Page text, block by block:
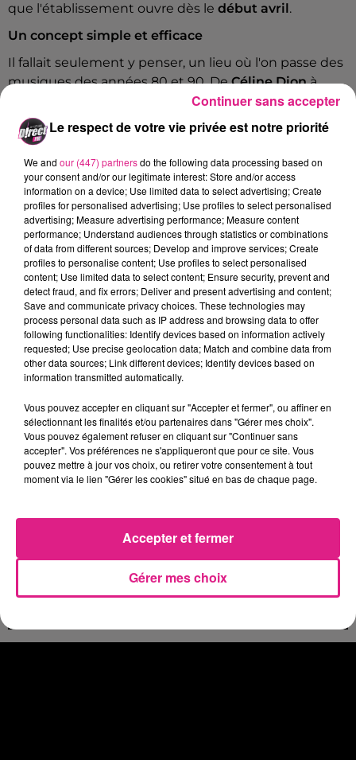
que l'établissement ouvre dès le début avril .
Un concept simple et efficace
Il fallait seulement y penser, un lieu où l'on passe des
musiques des années 80 et 90.DeCéline Dionà
Johnny HallidayauxSpice Girls. A
cela vous ajoutez une déco avec beaucoup de
couleur flashante, une ambiance qui vous fera
voyager dans le temps, et la magie du lieu opère
déjà. ÀNancyle bar fait le plein tous les soirs, il faut
réserver.
En prime, desbrunchsseront servis tous les
dimanches matins.
FIL ACTUS
7 août 2026
Lorraine : une journée pas comme les autres au Parc animalier de...
6 août 2026
Metz : une distribution de lunette gratuite pour voir l’éclipse
Casting de Woof : l'Euro-Métropole de Metz part à la recherche de...
4 août 2026
Officiel : Gauthier Hein quitte le FC Metz pour l'OGC Nice
4 août 2026
Officiel : le lac de Madine reporte son feu d’artifice
Chalets de Noël solidaires : la ville de Metz lance un appel à...
Vosges : les feux d’artifice de Gérardmer sont annulés
Le respect de votre vie privée est notre priorité
We and our (447) partnersdo the following data processing based on
your consent and/or our legitimate interest: Store and/or access
information on a device; Use limited data to select advertising; Create
profiles for personalised advertising; Use profiles to select personalised
advertising; Measure advertising performance; Measure content
performance; Understand audiences through statistics or combinations
of data from different sources; Develop and improve services; Create
profiles to personalise content; Use profiles to select personalised
content; Use limited data to select content; Ensure security, prevent and
detect fraud, and fix errors; Deliver and present advertising and content;
Save and communicate privacy choices. These technologies may
process personal data such as IP address and browsing data to offer
following functionalities: Identify devices based on information actively
requested; Use precise geolocation data; Match and combine data from
other data sources; Link different devices; Identify devices based on
information transmitted automatically.
Vous pouvez accepter en cliquant sur "Accepter et fermer", ou affiner en
sélectionnant les finalités et/ou partenaires dans "Gérer mes choix".
Vous pouvez également refuser en cliquant sur "Continuer sans
accepter". Vos préférences ne s'appliqueront que pour ce site. Vous
pouvez mettre à jour vos choix, ou retirer votre consentement à tout
moment via le lien "Gérer les cookies" situé en bas de chaque page.
Gérer mes choix
Accepter et fermer
Continuer sans accepter